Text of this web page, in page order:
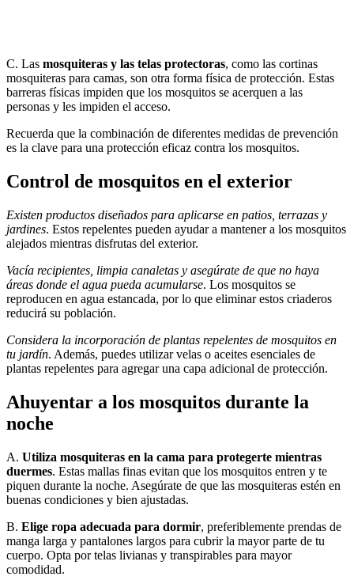
C. Las mosquiteras y las telas protectoras, como las cortinas
mosquiteras para camas, son otra forma física de protección. Estas
barreras físicas impiden que los mosquitos se acerquen a las
personas y les impiden el acceso.
Recuerda que la combinación de diferentes medidas de prevención
es la clave para una protección eficaz contra los mosquitos.
Control de mosquitos en el exterior
Existen productos diseñados para aplicarse en patios, terrazas y
jardines. Estos repelentes pueden ayudar a mantener a los mosquitos
alejados mientras disfrutas del exterior.
Vacía recipientes, limpia canaletas y asegúrate de que no haya
áreas donde el agua pueda acumularse. Los mosquitos se
reproducen en agua estancada, por lo que eliminar estos criaderos
reducirá su población.
Considera la incorporación de plantas repelentes de mosquitos en
tu jardín. Además, puedes utilizar velas o aceites esenciales de
plantas repelentes para agregar una capa adicional de protección.
Ahuyentar a los mosquitos durante la
noche
A. Utiliza mosquiteras en la cama para protegerte mientras
duermes. Estas mallas finas evitan que los mosquitos entren y te
piquen durante la noche. Asegúrate de que las mosquiteras estén en
buenas condiciones y bien ajustadas.
B. Elige ropa adecuada para dormir, preferiblemente prendas de
manga larga y pantalones largos para cubrir la mayor parte de tu
cuerpo. Opta por telas livianas y transpirables para mayor
comodidad.